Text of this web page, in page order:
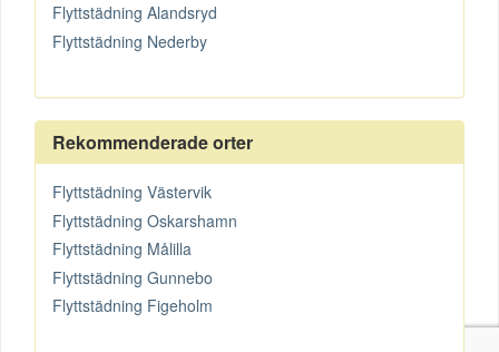
Flyttstädning Alandsryd
Flyttstädning Nederby
Rekommenderade orter
Flyttstädning Västervik
Flyttstädning Oskarshamn
Flyttstädning Målilla
Flyttstädning Gunnebo
Flyttstädning Figeholm